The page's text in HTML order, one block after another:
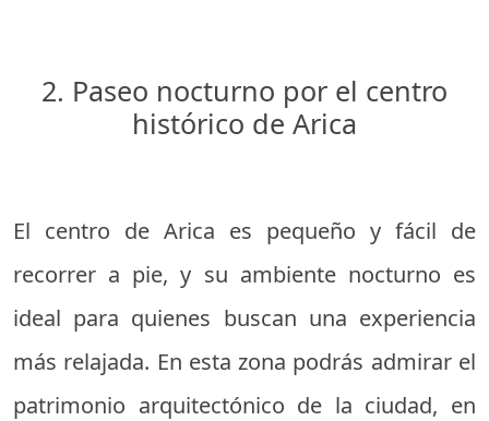
2. Paseo nocturno por el centro
histórico de Arica
El centro de Arica es pequeño y fácil de
recorrer a pie, y su ambiente nocturno es
ideal para quienes buscan una experiencia
más relajada. En esta zona podrás admirar el
patrimonio arquitectónico de la ciudad, en